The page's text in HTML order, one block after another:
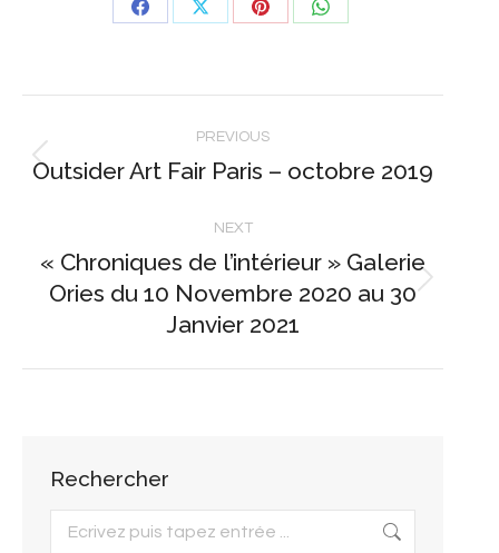
Share
Share
Share
Share
navigation
PREVIOUS
Previous
Outsider Art Fair Paris – octobre 2019
NEXT
Next
post:
« Chroniques de l’intérieur » Galerie
Ories du 10 Novembre 2020 au 30
Janvier 2021
Rechercher
Search: